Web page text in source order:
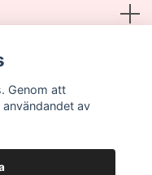
Genom att
av